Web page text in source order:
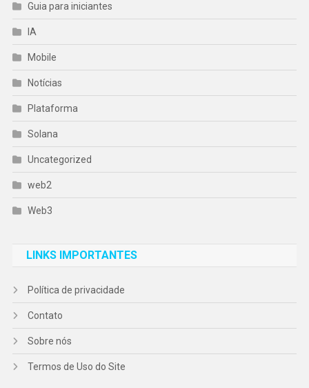
Guia para iniciantes
IA
Mobile
Notícias
Plataforma
Solana
Uncategorized
web2
Web3
LINKS IMPORTANTES
Política de privacidade
Contato
Sobre nós
Termos de Uso do Site